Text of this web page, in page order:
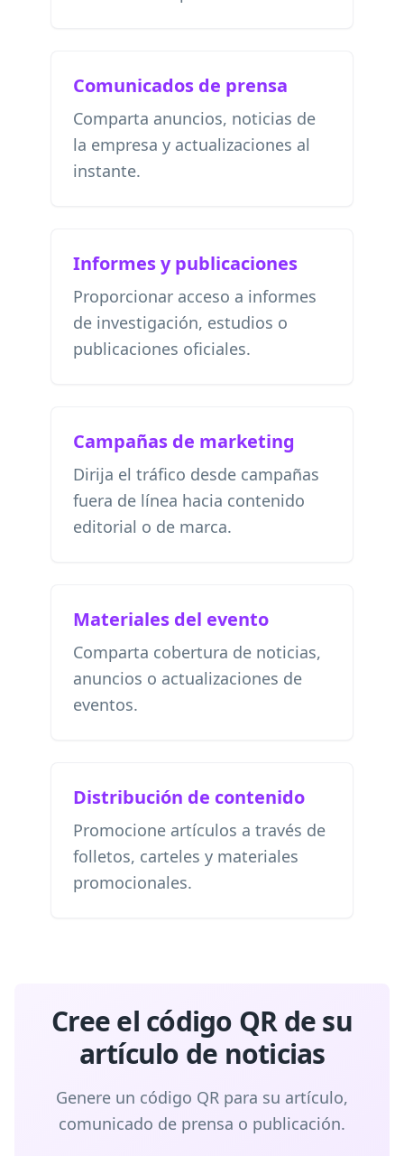
Comunicados de prensa
Comparta anuncios, noticias de
la empresa y actualizaciones al
instante.
Informes y publicaciones
Proporcionar acceso a informes
de investigación, estudios o
publicaciones oficiales.
Campañas de marketing
Dirija el tráfico desde campañas
fuera de línea hacia contenido
editorial o de marca.
Materiales del evento
Comparta cobertura de noticias,
anuncios o actualizaciones de
eventos.
Distribución de contenido
Promocione artículos a través de
folletos, carteles y materiales
promocionales.
Cree el código QR de su
artículo de noticias
Genere un código QR para su artículo,
comunicado de prensa o publicación.